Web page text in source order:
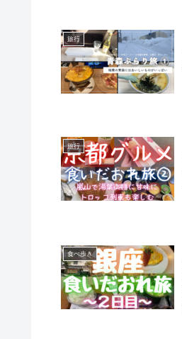
旅行
旅行
食べ歩き